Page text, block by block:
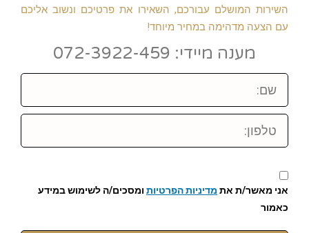
השירות המושלם עבורכם, השאירו את פרטיכם ונשוב אליכם
עם הצעה מדהימה במחיר מיוחד!
מענה מיידי: 072-3922-459
שם:
טלפון:
אני מאשר/ת את מדיניות הפרטיות ומסכים/ה לשימוש במידע
כאמור